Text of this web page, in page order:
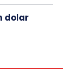
dolar